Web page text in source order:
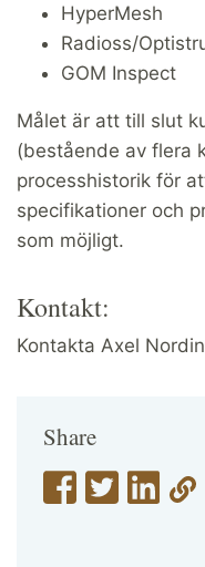
HyperMesh
Radioss/
GOM Inspect
Målet är att till slut
(bestående av flera
processhistorik för
specifikationer och
som möjligt.
Kontakt:
Kontakta Axel
Share